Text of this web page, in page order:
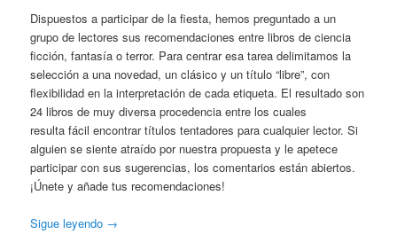
Dispuestos a participar de la fiesta, hemos preguntado a un
grupo de lectores sus recomendaciones entre libros de ciencia
ficción, fantasía o terror. Para centrar esa tarea delimitamos la
selección a una novedad, un clásico y un título “libre”, con
flexibilidad en la interpretación de cada etiqueta. El resultado son
24 libros de muy diversa procedencia entre los cuales
resulta fácil encontrar títulos tentadores para cualquier lector. Si
alguien se siente atraído por nuestra propuesta y le apetece
participar con sus sugerencias, los comentarios están abiertos.
¡Únete y añade tus recomendaciones!
Sigue leyendo →